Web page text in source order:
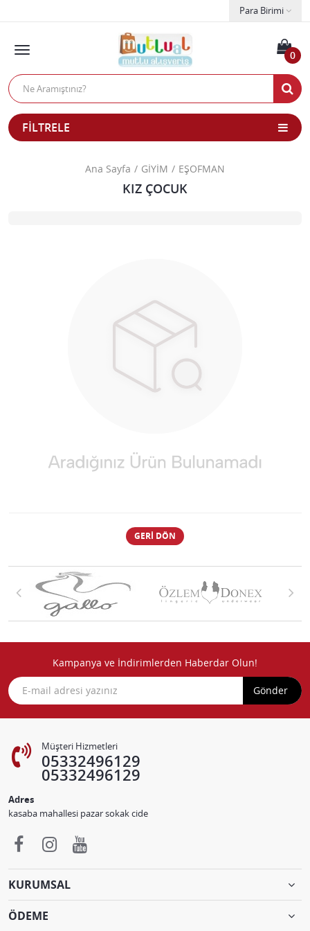
Para Birimi
0
FILTRELE
Ana Sayfa GİYİM EŞOFMAN
KIZ ÇOCUK
GERI DÖN
Kampanya ve İndirimlerden Haberdar Olun!
Gönder
Müşteri Hizmetleri
05332496129
05332496129
Adres
kasaba mahallesi pazar sokak cide
KURUMSAL
ÖDEME